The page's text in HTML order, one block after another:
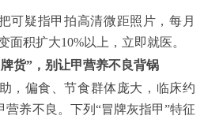
可疑指甲拍高清微距照片，每月
面积扩大10%以上，立即就医。
货”，别让甲营养不良背锅
，偏食、节食群体庞大，临床约
营养不良。下列“冒牌灰指甲”特征